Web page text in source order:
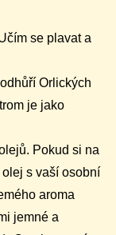
se plavat a
Orlických
je jako
Pokud si na
s vaší osobní
aroma
jemné a